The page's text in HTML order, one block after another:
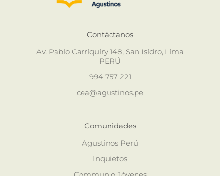
Contáctanos
Av. Pablo Carriquiry 148, San Isidro, Lima
PERÚ
994 757 221
cea@agustinos.pe
Comunidades
Agustinos Perú
Inquietos